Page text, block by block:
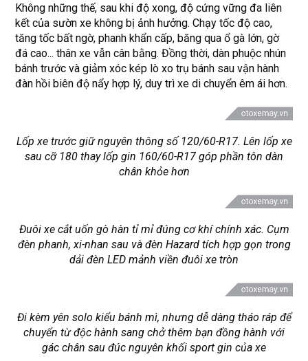
Không những thế, sau khi độ xong, độ cứng vững đa liên
kết của sườn xe không bị ảnh hưởng. Chạy tốc độ cao,
tăng tốc bất ngờ, phanh khẩn cấp, băng qua ổ gà lớn, gờ
đá cao... thân xe vẫn cân bằng. Đồng thời, dàn phuộc nhún
bánh trước và giảm xóc kép lò xo trụ bánh sau vận hành
đàn hồi biên độ nẩy hợp lý, duy trì xe di chuyển êm ái hơn.
Lốp xe trước giữ nguyên thông số 120/60-R17. Lên lốp xe
sau cỡ 180 thay lốp gin 160/60-R17 góp phần tôn dàn
chân khỏe hơn
Đuôi xe cắt uốn gò hàn tỉ mỉ đúng cơ khí chính xác. Cụm
đèn phanh, xi-nhan sau và đèn Hazard tích hợp gọn trong
dải đèn LED mảnh viền đuôi xe tròn
Đi kèm yên solo kiểu bánh mì, nhưng dễ dàng tháo ráp để
chuyển từ độc hành sang chở thêm bạn đồng hành với
gác chân sau đúc nguyên khối sport gin của xe